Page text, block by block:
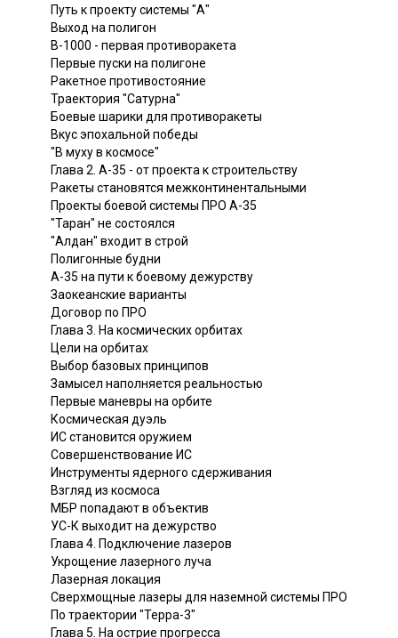
Путь к проекту системы "А"
Выход на полигон
В-1000 - первая противоракета
Первые пуски на полигоне
Ракетное противостояние
Траектория "Сатурна"
Боевые шарики для противоракеты
Вкус эпохальной победы
"В муху в космосе"
Глава 2. А-35 - от проекта к строительству
Ракеты становятся межконтинентальными
Проекты боевой системы ПРО А-35
"Таран" не состоялся
"Алдан" входит в строй
Полигонные будни
А-35 на пути к боевому дежурству
Заокеанские варианты
Договор по ПРО
Глава 3. На космических орбитах
Цели на орбитах
Выбор базовых принципов
Замысел наполняется реальностью
Первые маневры на орбите
Космическая дуэль
ИС становится оружием
Совершенствование ИС
Инструменты ядерного сдерживания
Взгляд из космоса
МБР попадают в объектив
УС-К выходит на дежурство
Глава 4. Подключение лазеров
Укрощение лазерного луча
Лазерная локация
Сверхмощные лазеры для наземной системы ПРО
По траектории "Терра-3"
Глава 5. На острие прогресса